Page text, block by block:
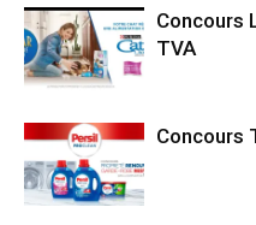
Concours
TVA
Concours